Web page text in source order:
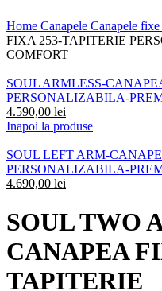
Home Canapele Canapele fixe
FIXA 253-TAPITERIE
COMFORT
SOUL ARMLESS-
PERSONALIZABILA-
4.590,00 lei
Inapoi la produse
SOUL LEFT ARM-
PERSONALIZABILA-
4.690,00 lei
SOUL TWO
CANAPEA
TAPITERIE